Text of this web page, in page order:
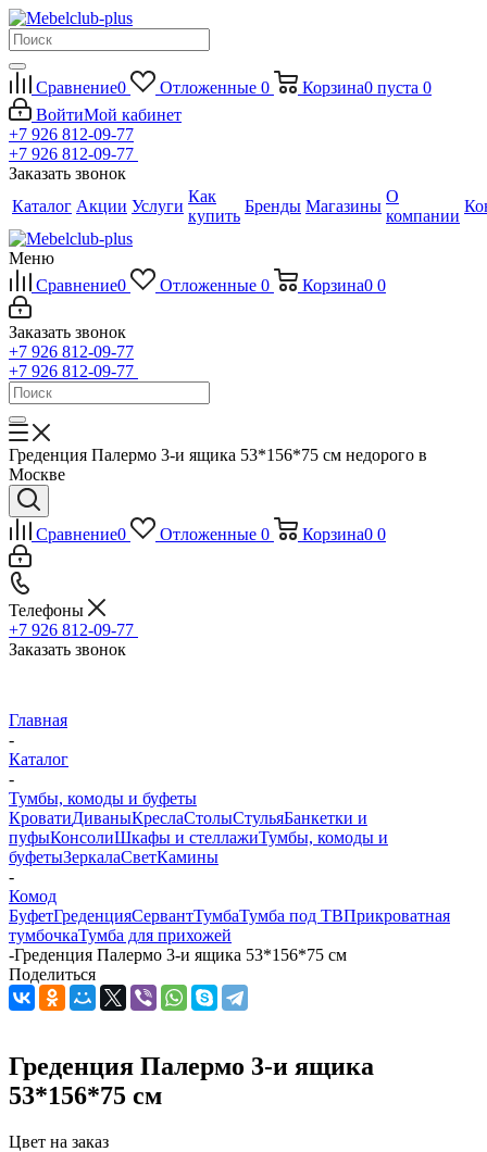
Сравнение0 Отложенные 0 Корзина0 пуста 0
ВойтиМой кабинет
+7 926 812-09-77
+7 926 812-09-77
Заказать звонок
Каталог Акции Услуги
Как
купить
Бренды Магазины
О
компании
Меню
Сравнение0 Отложенные 0 Корзина0 0
Заказать звонок
+7 926 812-09-77
+7 926 812-09-77
Греденция Палермо 3-и ящика 53*156*75 см недорого в
Москве
Сравнение0 Отложенные 0 Корзина0 0
Телефоны
+7 926 812-09-77
Заказать звонок
Главная
-
Каталог
-
Тумбы, комоды и буфеты
КроватиДиваныКреслаСтолыСтульяБанкетки и
пуфыКонсолиШкафы и стеллажиТумбы, комоды и
буфетыЗеркалаСветКамины
-
Комод
БуфетГреденцияСервантТумбаТумба под ТВПрикроватная
тумбочкаТумба для прихожей
-Греденция Палермо 3-и ящика 53*156*75 см
Поделиться
Греденция Палермо 3-и ящика
53*156*75 см
Цвет на заказ